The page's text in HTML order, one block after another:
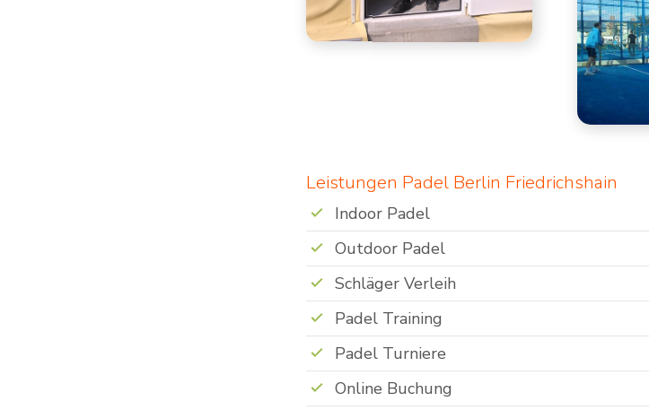
Leistungen Padel Berlin Friedrichshain
Indoor Padel
Outdoor Padel
Schläger Verleih
Padel Training
Padel Turniere
Online Buchung